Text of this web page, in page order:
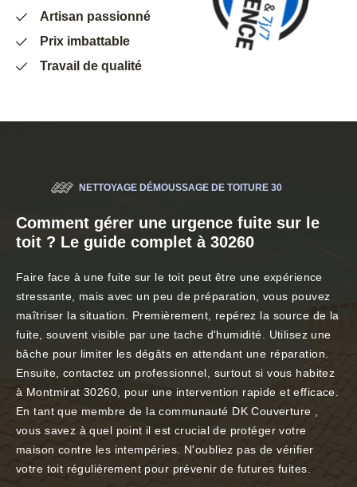
Artisan passionné
Prix imbattable
Travail de qualité
NETTOYAGE DÉMOUSSAGE DE TOITURE 30
Comment gérer une urgence fuite sur le
toit ? Le guide complet à 30260
Faire face à une fuite sur le toit peut être une expérience
stressante, mais avec un peu de préparation, vous pouvez
maîtriser la situation. Premièrement, repérez la source de la
fuite, souvent visible par une tache d'humidité. Utilisez une
bâche pour limiter les dégâts en attendant une réparation.
Ensuite, contactez un professionnel, surtout si vous habitez
à Montmirat 30260, pour une intervention rapide et efficace.
En tant que membre de la communauté DK Couverture ,
vous savez à quel point il est crucial de protéger votre
maison contre les intempéries. N'oubliez pas de vérifier
votre toit régulièrement pour prévenir de futures fuites.